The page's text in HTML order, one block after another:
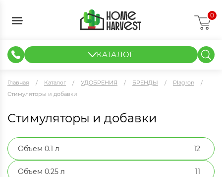
0
КАТАЛОГ
Главная Каталог УДОБРЕНИЯ БРЕНДЫ
Plagron
Стимуляторы и добавки
Стимуляторы и добавки
Объем 0.1 л 12
Объем 0.25 л 11